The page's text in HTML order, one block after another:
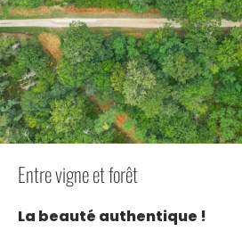
Entre vigne et forêt
La beauté authentique !